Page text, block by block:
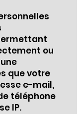
ou
que votre
e-mail,
téléphone
IP.